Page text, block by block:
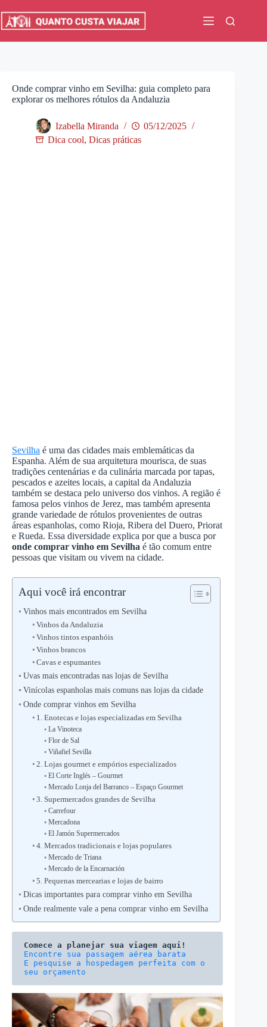
para
Onde comprar vinho em Sevilha: guia completo para
explorar os melhores rótulos da Andaluzia
Izabella Miranda
05/12/2025
Dica cool, Dicas práticas
Sevilha é uma das cidades mais emblemáticas da
Espanha. Além de sua arquitetura mourisca, de suas
tradições centenárias e da culinária marcada por tapas,
pescados e azeites locais, a capital da Andaluzia
também se destaca pelo universo dos vinhos. A região é
famosa pelos vinhos de Jerez, mas também apresenta
grande variedade de rótulos provenientes de outras
áreas espanholas, como Rioja, Ribera del Duero, Priorat
e Rueda. Essa diversidade explica por que a busca por
onde comprar vinho em Sevilha é tão comum entre
pessoas que visitam ou vivem na cidade.
Aqui você irá encontrar
Vinhos mais encontrados em Sevilha
Vinhos da Andaluzia
Vinhos tintos espanhóis
Vinhos brancos
Cavas e espumantes
Uvas mais encontradas nas lojas de Sevilha
Vinícolas espanholas mais comuns nas lojas da cidade
Onde comprar vinhos em Sevilha
1. Enotecas e lojas especializadas em Sevilha
La Vinoteca
Flor de Sal
Viñafiel Sevilla
2. Lojas gourmet e empórios especializados
El Corte Inglés – Gourmet
Mercado Lonja del Barranco – Espaço Gourmet
3. Supermercados grandes de Sevilha
Carrefour
Mercadona
El Jamón Supermercados
4. Mercados tradicionais e lojas populares
Mercado de Triana
Mercado de la Encarnación
5. Pequenas mercearias e lojas de bairro
Dicas importantes para comprar vinho em Sevilha
Onde realmente vale a pena comprar vinho em Sevilha
Comece a planejar sua viagem aqui!
E pesquise a hospedagem perfeita com o
seu orçamento